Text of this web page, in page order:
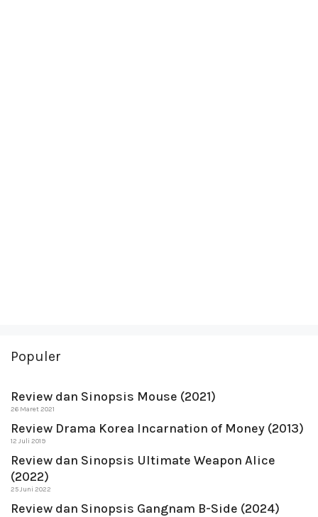
Populer
Review dan Sinopsis Mouse (2021)
26 Maret 2021
Review Drama Korea Incarnation of Money (2013)
12 Juli 2019
Review dan Sinopsis Ultimate Weapon Alice
(2022)
25 Juni 2022
Review dan Sinopsis Gangnam B-Side (2024)